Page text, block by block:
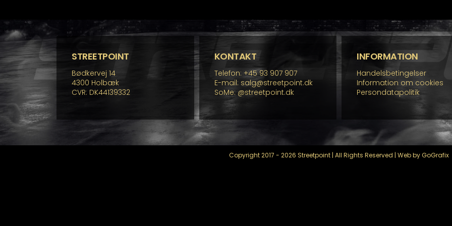
Mulighederne
kan
vælges
på
STREETPOINT
Bødkervej 14
4300 Holbæk
CVR: DK44139332
KONTAKT
Telefon: +45 93 907 907
E-mail: salg@streetpoint.dk
SoMe: @streetpoint.dk
INFORMATION
Handelsbetingelser
Information om cookies
Persondatapolitik
Copyright 2017 - 2026 Streetpoint | All Rights Reserved | Web by GoGrafix